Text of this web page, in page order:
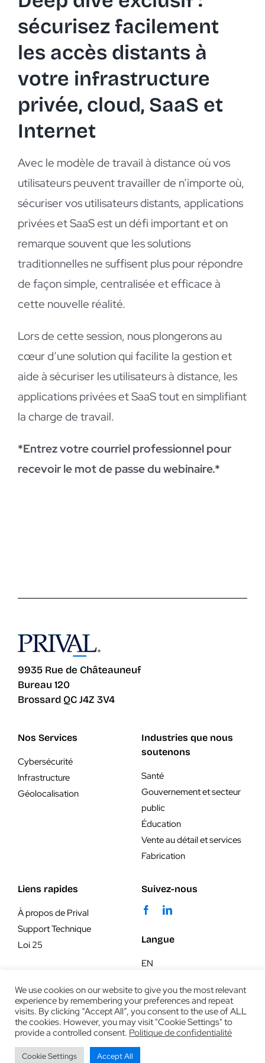
sécurisez facilement
les accès distants à
votre infrastructure
privée, cloud, SaaS et
Internet
Avec le modèle de travail à distance où vos
utilisateurs peuvent travailler de n’importe où,
sécuriser vos utilisateurs distants, applications
privées et SaaS est un défi important et on
remarque souvent que les solutions
traditionnelles ne suffisent plus pour répondre
de façon simple, centralisée et efficace à
cette nouvelle réalité.
Lors de cette session, nous plongerons au
cœur d’une solution qui facilite la gestion et
aide à sécuriser les utilisateurs à distance, les
applications privées et SaaS tout en simplifiant
la charge de travail.
*Entrez votre courriel professionnel pour
recevoir le mot de passe du webinaire.*
9935 Rue de Châteauneuf
Bureau 120
Brossard QC J4Z 3V4
Nos Services
Cybersécurité
Infrastructure
Géolocalisation
Industries que nous
soutenons
Santé
Gouvernement et secteur
public
Éducation
Vente au détail et services
Fabrication
Liens rapides
À propos de Prival
Support Technique
Loi 25
Suivez-nous
Langue
EN
rights reserved
We use cookies on our website to give you the most relevant
experience by remembering your preferences and repeat
visits. By clicking “Accept All”, you consent to the use of ALL
the cookies. However, you may visit "Cookie Settings" to
provide a controlled consent. Politique de confidentialité
Cookie Settings Accept All